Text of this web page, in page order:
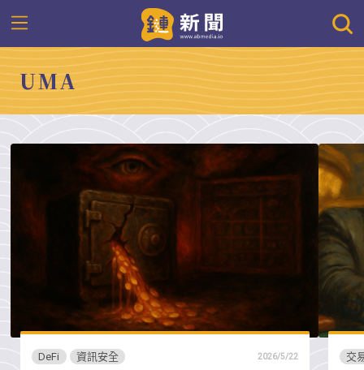
UMA
DeFi 資訊安全 2026/5/22 交